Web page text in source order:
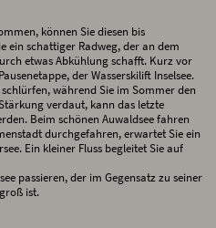
können Sie diesen bis
ein schattiger Radweg, der an dem
etwas Abkühlung schafft. Kurz vor
der Wasserskilift Inselsee.
während Sie im Sommer den
verdaut, kann das letzte
Beim schönen Auwaldsee fahren
durchgefahren, erwartet Sie ein
Ein kleiner Fluss begleitet Sie auf
passieren, der im Gegensatz zu seiner
ist.